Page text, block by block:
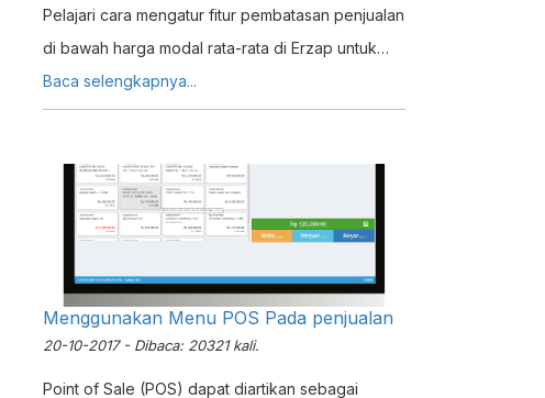
Pelajari cara mengatur fitur pembatasan penjualan
di bawah harga modal rata-rata di Erzap untuk
menghindari kerugian. Panduan lengkap POS,
Faktur, dan Manajemen Servis.
Baca selengkapnya...
Menggunakan Menu POS Pada penjualan
20-10-2017 - Dibaca: 20321 kali.
Point of Sale (POS) dapat diartikan sebagai